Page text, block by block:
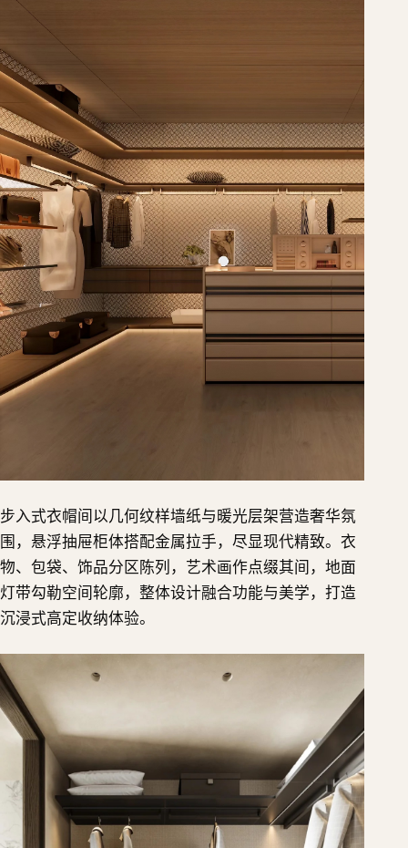
步入式衣帽间以几何纹样墙纸与暖光层架营造奢华氛
围，悬浮抽屉柜体搭配金属拉手，尽显现代精致。衣
物、包袋、饰品分区陈列，艺术画作点缀其间，地面
灯带勾勒空间轮廓，整体设计融合功能与美学，打造
沉浸式高定收纳体验。